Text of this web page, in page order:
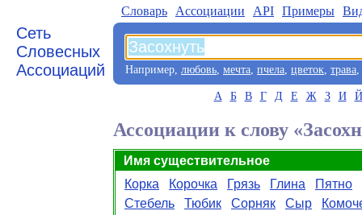
Сеть
Словесных
Ассоциаций
Словарь Aссоциации API Примеры
Например, любовь, мечта, пчела, цветок, трава,
А Б В Г Д Е Ж З И Й
Ассоциации к слову
Имя существительное
Корка
Корочка Грязь Глина
Пятно
Стебель
Тюбик Сорняк Сыр